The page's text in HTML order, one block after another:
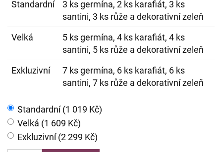
Standardní
3 ks germína, 2 ks karafiát, 3 ks
santini, 3 ks růže a dekorativní zeleň
Velká
5 ks germína, 4 ks karafiát, 4 ks
santini, 5 ks růže a dekorativní zeleň
Exkluzivní
7 ks germína, 6 ks karafiát, 6 ks
santini, 7 ks růže a dekorativní zeleň
Standardní (1 019 Kč)
Velká (1 609 Kč)
Exkluzivní (2 299 Kč)